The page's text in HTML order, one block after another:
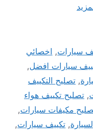
سيارات, اخصائي
سيارات افضل,
, تصليح التكييف
, تصليح تكييف هواء
مكيفات سيارات,
, تكييف سيارات,